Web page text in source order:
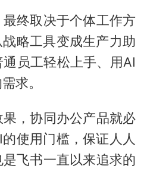
终取决于个体工作方
略工具变成生产力助
员工轻松上手、用AI
求。
，协同办公产品就必
使用门槛，保证人人
飞书一直以来追求的